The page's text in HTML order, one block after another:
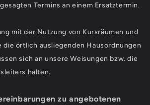
Termins an einem Ersatztermin.
mit der Nutzung von Kursräumen und
die örtlich ausliegenden Hausordnungen
sich an unsere Weisungen bzw. die
halten.
zu angebotenen